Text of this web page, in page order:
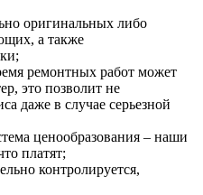
оригинальных либо
а также
ремонтных работ может
это позволит не
даже в случае серьезной
ценообразования – наши
платят;
контролируется,